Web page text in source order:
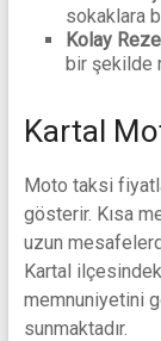
sokaklara
Kolay
bir şekilde
Kartal
Moto taksi
gösterir. Kısa
uzun
Kartal
memnuniyetini
sunmaktadır.